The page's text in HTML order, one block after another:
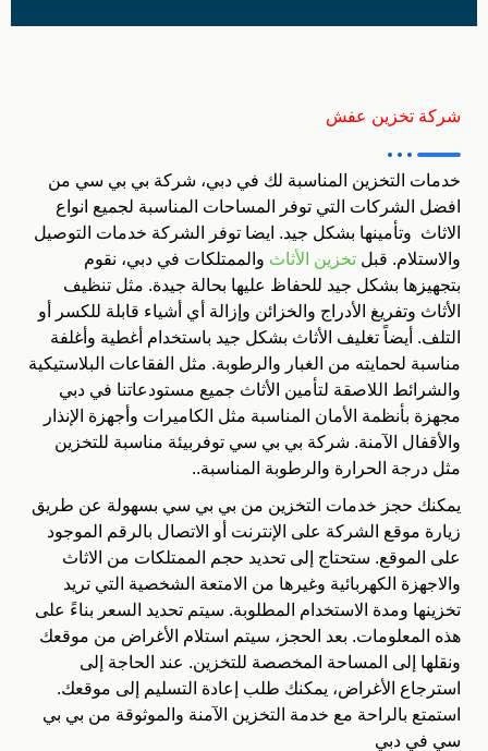
شركة تخزين عفش
خدمات التخزين المناسبة لك في دبي، شركة بي بي سي من
افضل الشركات التي توفر المساحات المناسبة لجميع انواع
الاثاث وتأمينها بشكل جيد. ايضا توفر الشركة خدمات التوصيل
والاستلام. قبل تخزين الأثاث والممتلكات في دبي، نقوم
بتجهيزها بشكل جيد للحفاظ عليها بحالة جيدة. مثل تنظيف
الأثاث وتفريغ الأدراج والخزائن وإزالة أي أشياء قابلة للكسر أو
التلف. أيضاً تغليف الأثاث بشكل جيد باستخدام أغطية وأغلفة
مناسبة لحمايته من الغبار والرطوبة. مثل الفقاعات البلاستيكية
والشرائط اللاصقة لتأمين الأثاث جميع مستودعاتنا في دبي
مجهزة بأنظمة الأمان المناسبة مثل الكاميرات وأجهزة الإنذار
والأقفال الآمنة. شركة بي بي سي توفربيئة مناسبة للتخزين
مثل درجة الحرارة والرطوبة المناسبة..
يمكنك حجز خدمات التخزين من بي بي سي بسهولة عن طريق
زيارة موقع الشركة على الإنترنت أو الاتصال بالرقم الموجود
على الموقع. ستحتاج إلى تحديد حجم الممتلكات من الاثاث
والاجهزة الكهربائية وغيرها من الامتعة الشخصية التي تريد
تخزينها ومدة الاستخدام المطلوبة. سيتم تحديد السعر بناءً على
هذه المعلومات. بعد الحجز، سيتم استلام الأغراض من موقعك
ونقلها إلى المساحة المخصصة للتخزين. عند الحاجة إلى
استرجاع الأغراض، يمكنك طلب إعادة التسليم إلى موقعك.
استمتع بالراحة مع خدمة التخزين الآمنة والموثوقة من بي بي
سي في دبي